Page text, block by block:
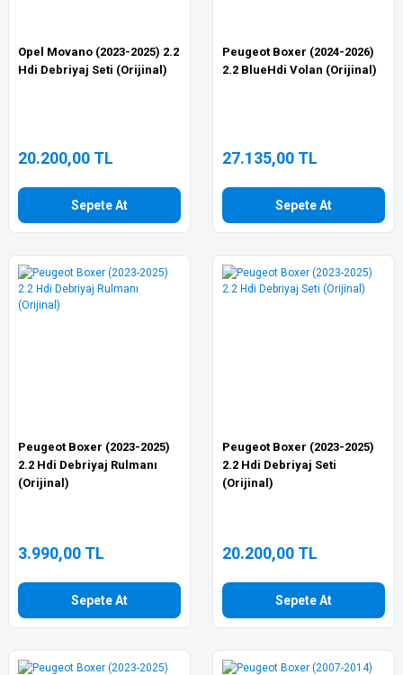
Opel Movano (2023-2025) 2.2
Hdi Debriyaj Seti (Orijinal)
20.200,00 TL
Sepete At
Peugeot Boxer (2024-2026)
2.2 BlueHdi Volan (Orijinal)
27.135,00 TL
Sepete At
Peugeot Boxer (2023-2025)
2.2 Hdi Debriyaj Rulmanı
(Orijinal)
3.990,00 TL
Sepete At
Peugeot Boxer (2023-2025)
2.2 Hdi Debriyaj Seti
(Orijinal)
20.200,00 TL
Sepete At